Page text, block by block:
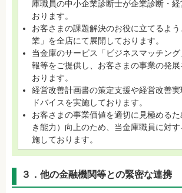
庫職員の中小企業診断士が企業診断・
おります。
お客さまの課題解決のお役に立てるよ
業」を全店にて展開しております。
当金庫のサービス「ビジネスマッチン
報等をご提供し、お客さまの事業の発
おります。
経営改善計画書の策定支援や経営改善
ドバイスを実施しております。
お客さまの事業価値を適切に見極めるた
き能力）向上のため、当金庫職員に対
施しております。
３．他の金融機関等との緊密な連携